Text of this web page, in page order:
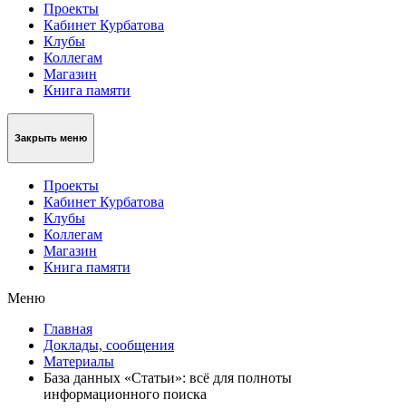
Проекты
Кабинет Курбатова
Клубы
Коллегам
Магазин
Книга памяти
Закрыть меню
Проекты
Кабинет Курбатова
Клубы
Коллегам
Магазин
Книга памяти
Меню
Главная
Доклады, сообщения
Материалы
База данных «Статьи»: всё для полноты
информационного поиска